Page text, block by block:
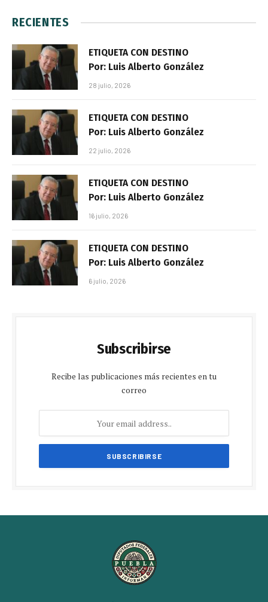
RECIENTES
ETIQUETA CON DESTINO
Por: Luis Alberto González
28 julio, 2026
ETIQUETA CON DESTINO
Por: Luis Alberto González
22 julio, 2026
ETIQUETA CON DESTINO
Por: Luis Alberto González
16 julio, 2026
ETIQUETA CON DESTINO
Por: Luis Alberto González
6 julio, 2026
Subscribirse
Recibe las publicaciones más recientes en tu
correo